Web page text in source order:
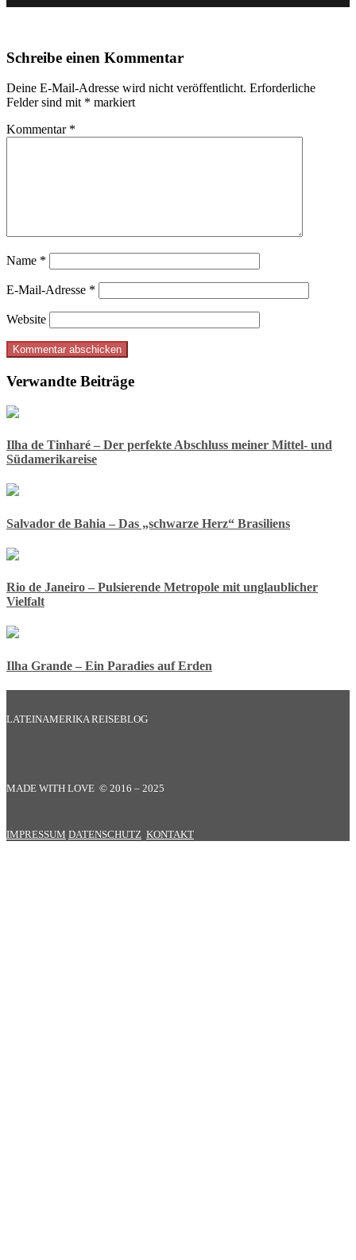
Schreibe einen Kommentar
Deine E-Mail-Adresse wird nicht veröffentlicht. Erforderliche
Felder sind mit * markiert
Kommentar *
Name *
E-Mail-Adresse *
Website
Verwandte Beiträge
Ilha de Tinharé – Der perfekte Abschluss meiner Mittel- und
Südamerikareise
Salvador de Bahia – Das „schwarze Herz“ Brasiliens
Rio de Janeiro – Pulsierende Metropole mit unglaublicher
Vielfalt
Ilha Grande – Ein Paradies auf Erden
LATEINAMERIKA REISEBLOG
MADE WITH LOVE © 2016 – 2025
IMPRESSUM DATENSCHUTZ KONTAKT